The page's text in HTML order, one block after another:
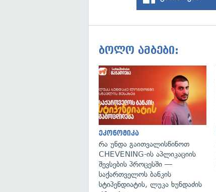
ბოლო ამბები:
ეკონომიკა
რა უნდა გაითვალისწინოთ
CHEVENING-ის აპლიკაციის
შევსების პროცესში —
საქართველოს ბანკის
სტიპენდიატის, ლუკა ხუნდაძის